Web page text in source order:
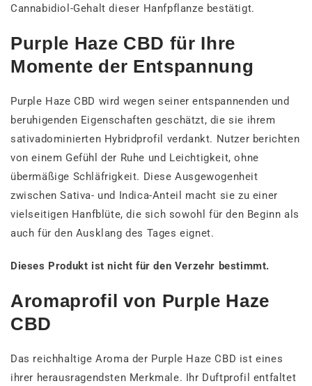
Cannabidiol-Gehalt dieser Hanfpflanze bestätigt.
Purple Haze CBD für Ihre
Momente der Entspannung
Purple Haze CBD wird wegen seiner entspannenden und
beruhigenden Eigenschaften geschätzt, die sie ihrem
sativadominierten Hybridprofil verdankt. Nutzer berichten
von einem Gefühl der Ruhe und Leichtigkeit, ohne
übermäßige Schläfrigkeit. Diese Ausgewogenheit
zwischen Sativa- und Indica-Anteil macht sie zu einer
vielseitigen Hanfblüte, die sich sowohl für den Beginn als
auch für den Ausklang des Tages eignet.
Dieses Produkt ist nicht für den Verzehr bestimmt.
Aromaprofil von Purple Haze
CBD
Das reichhaltige Aroma der Purple Haze CBD ist eines
ihrer herausragendsten Merkmale. Ihr Duftprofil entfaltet